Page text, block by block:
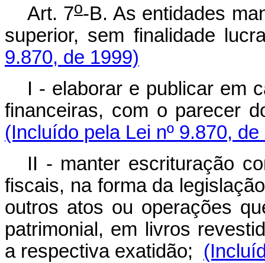
Art. 7o-B. As entidades
superior, sem finalidade
9.870, de 1999)
I - elaborar e publicar em
financeiras, com o parecer
(Incluído pela Lei nº 9.870, de
II - manter escrituração
fiscais, na forma da
outros atos ou operações
patrimonial, em livros
a respectiva exatidão;